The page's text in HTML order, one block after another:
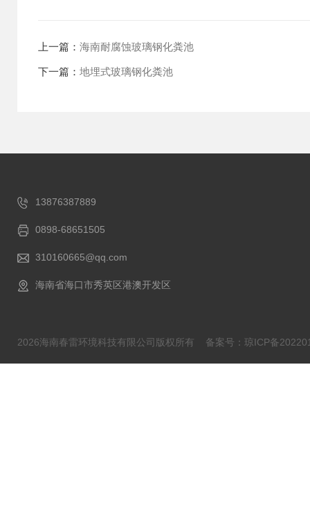
上一篇： 海南耐腐蚀玻璃钢化粪池
下一篇： 地埋式玻璃钢化粪池
13876387889
0898-68651505
310160665@qq.com
海南省海口市秀英区港澳开发区
2026海南春雷环境科技有限公司版权所有 备案号：琼ICP备